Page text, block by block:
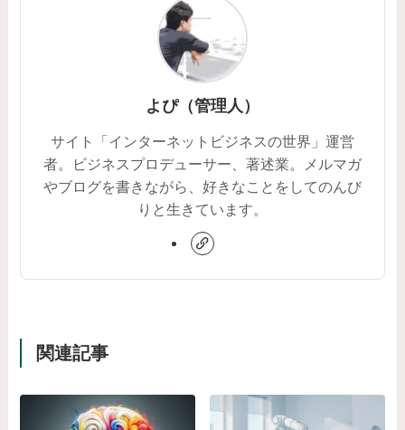
よぴ（管理人）
サイト「インターネットビジネスの世界」運営
者。ビジネスプロデューサー、著述業。メルマガ
やブログを書きながら、好きなことをしてのんび
りと生きています。
関連記事